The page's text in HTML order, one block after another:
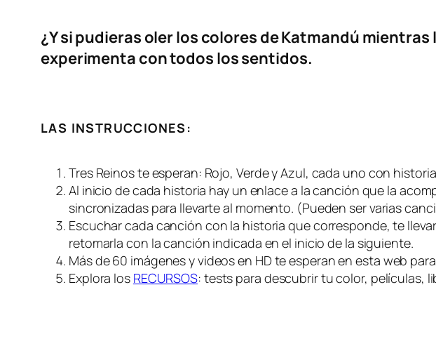
¿Y si pudieras oler los colores de Katmandú
experimenta con todos los sentidos.
LAS INSTRUCCIONES:
Tres Reinos te esperan: Rojo, Verde y Azul, cada uno con
Al inicio de cada historia hay un enlace a la canción que la
sincronizadas para llevarte al momento. (Pueden ser varias
Escuchar cada canción con la historia que corresponde, te
retomarla con la canción indicada en el inicio de la siguiente.
Más de 60 imágenes y videos en HD te esperan en esta web
Explora los RECURSOS: tests para descubrir tu color, películas,